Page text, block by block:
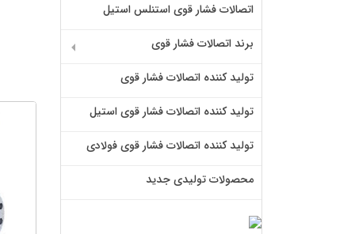
اتصالات فشار قوی استنلس استیل
برند اتصالات فشار قوی
تولید کننده اتصالات فشار قوی
تولید کننده اتصالات فشار قوی استیل
تولید کننده اتصالات فشار قوی فولادی
محصولات تولیدی جدید